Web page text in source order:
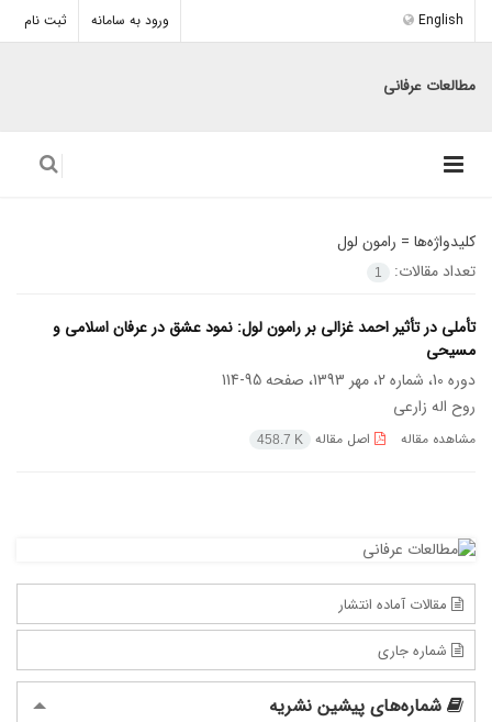
ورود به سامانه ثبت نام English
مطالعات عرفانی
کلیدواژه‌ها = رامون لول
تعداد مقالات:
1
تأملی در تأثیر احمد غزالی بر رامون لول: نمود عشق در عرفان اسلامی و
مسیحی
دوره 10، شماره 2، مهر 1393، صفحه
95-114
روح اله زارعی
مشاهده مقاله اصل مقاله 458.7 K
مقالات آماده انتشار
شماره جاری
شماره‌های پیشین نشریه